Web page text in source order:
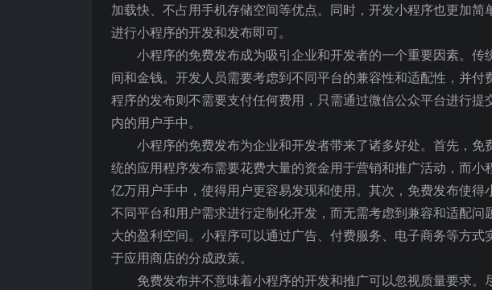
加载快、不占用手机存储空间等优点。同时，开发小程序也更加
进行小程序的开发和发布即可。
小程序的免费发布成为吸引企业和开发者的一个重要因素。
间和金钱。开发人员需要考虑到不同平台的兼容性和适配性，并
程序的发布则不需要支付任何费用，只需通过微信公众平台进行
内的用户手中。
小程序的免费发布为企业和开发者带来了诸多好处。首先，
统的应用程序发布需要花费大量的资金用于营销和推广活动，而
亿万用户手中，使得用户更容易发现和使用。其次，免费发布使
不同平台和用户需求进行定制化开发，而无需考虑到兼容和适配
大的盈利空间。小程序可以通过广告、付费服务、电子商务等方
于应用商店的分成政策。
免费发布并不意味着小程序的开发和推广可以忽视质量要求